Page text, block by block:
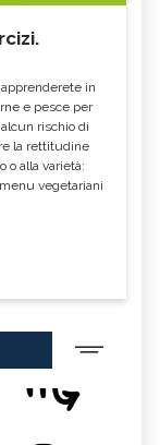
in
e pesce per
rischio di
la rettitudine
o alla varietà:
vegetariani